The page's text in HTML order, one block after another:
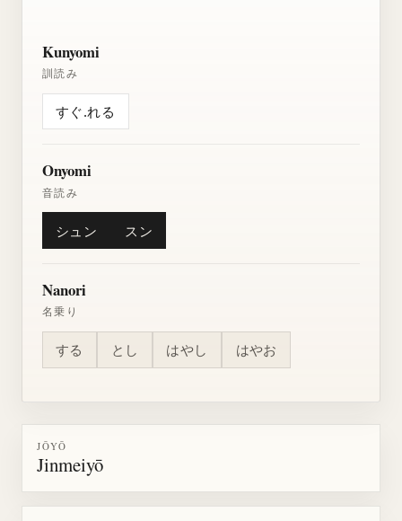
Kunyomi
訓読み
すぐ.れる
Onyomi
音読み
シュン スン
Nanori
名乗り
する とし はやし はやお
JŌYŌ
Jinmeiyō